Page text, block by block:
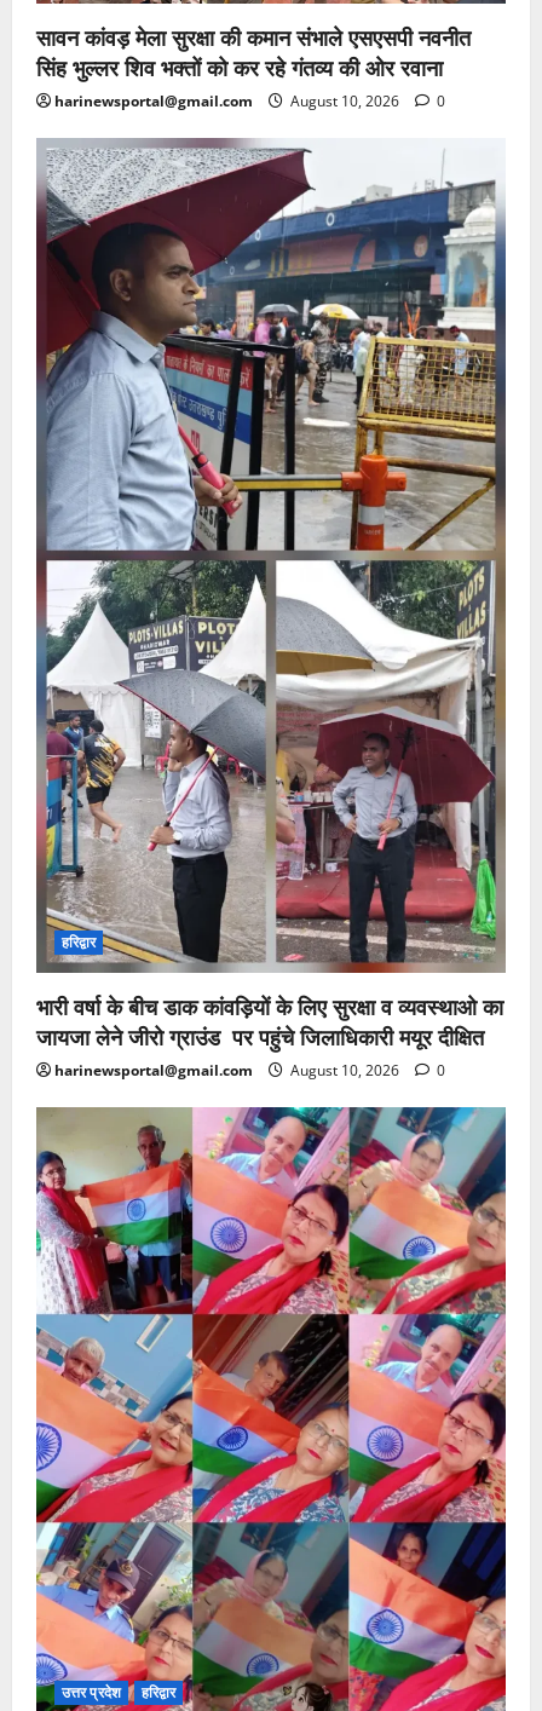
सावन कांवड़ मेला सुरक्षा की कमान संभाले एसएसपी नवनीत
सिंह भुल्लर शिव भक्तों को कर रहे गंतव्य की ओर रवाना
harinewsportal@gmail.com August 10, 2026 0
हरिद्वार
भारी वर्षा के बीच डाक कांवड़ियों के लिए सुरक्षा व व्यवस्थाओ का
जायजा लेने जीरो ग्राउंड पर पहुंचे जिलाधिकारी मयूर दीक्षित
harinewsportal@gmail.com August 10, 2026 0
उत्तर प्रदेश हरिद्वार